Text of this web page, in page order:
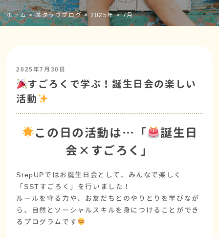
ホーム>スタッフブログ>2025年>7月
2025年7月30日
すごろくで学ぶ！誕生日会の楽しい
活動
この日の活動は…「
誕生日
会×すごろく」
StepUPではお誕生日会 として、みんなで楽しく
「SSTすごろく 」を行いました！
ルールを守る力や、お友だちとのやりとりを学びなが
ら、自然と ソーシャルスキルを身につけることができ
るプログラムです